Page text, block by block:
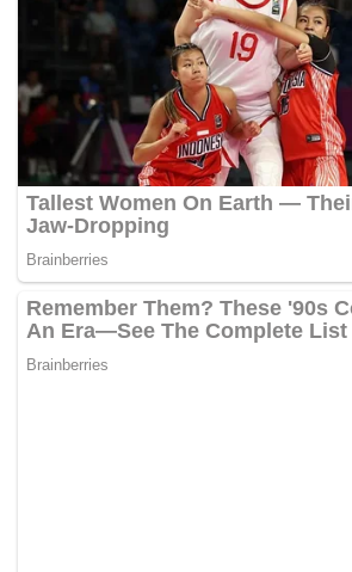
Bagi Anda yang berencana
Darajat Pass, ada beberapa
semakin menyenangkan.
Pertama, datanglah pada hari
musim liburan untuk
mendapatkan pengalaman yang
Kedua, pastikan membawa
dan pakaian ganti agar aktivitas
lebih maksimal.